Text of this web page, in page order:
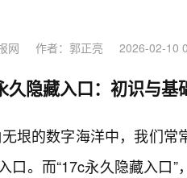
网 作者：郭正亮 2026-02-10
久隐藏入口：初识与基
垠的数字海洋中，我们常
口。而“17c永久隐藏入口